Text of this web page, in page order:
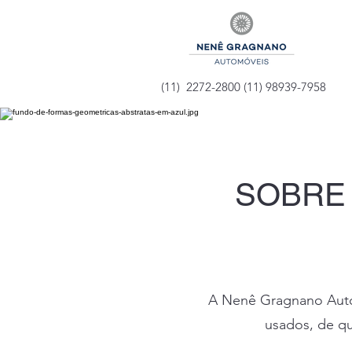
(11) 2272-2800 (11) 98939-7958
A Nenê Gragnano
usados, de